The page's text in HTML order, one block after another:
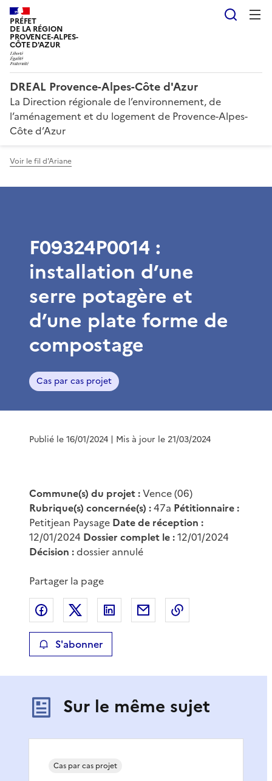
PRÉFET
DE LA RÉGION
PROVENCE-ALPES-
CÔTE D'AZUR
DREAL Provence-Alpes-Côte d'Azur
La Direction régionale de l’environnement, de
l’aménagement et du logement de Provence-Alpes-
Côte d’Azur
Voir le fil d'Ariane
F09324P0014 :
installation d’une
serre potagère et
d’une plate forme de
compostage
Cas par cas projet
Publié le 16/01/2024 | Mis à jour le 21/03/2024
Commune(s) du projet :Vence (06)
Rubrique(s) concernée(s) :47a Pétitionnaire :
Petitjean Paysage Date de réception :
12/01/2024 Dossier complet le :12/01/2024
Décision :dossier annulé
Partager la page
Partager sur Facebook
Partager sur XPartager sur LinkedIn
Partager par email
S'abonner
Sur le même sujet
Cas par cas projet